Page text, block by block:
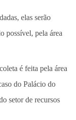
elas serão
possível, pela área
é feita pela área
do Palácio do
setor de recursos